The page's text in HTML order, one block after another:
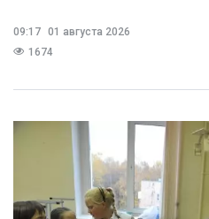
09:17 01 августа 2026
1674